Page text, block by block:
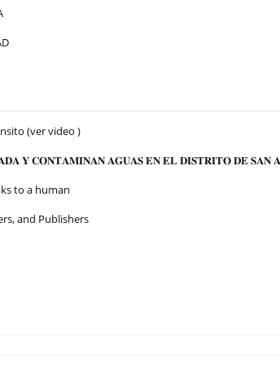
(ver video )
𝐘 𝐂𝐎𝐍𝐓𝐀𝐌𝐈𝐍𝐀𝐍 𝐀𝐆𝐔𝐀𝐒 𝐄𝐍 𝐄𝐋 𝐃𝐈𝐒𝐓𝐑𝐈𝐓𝐎 𝐃𝐄 𝐒𝐀𝐍
to a human
and Publishers